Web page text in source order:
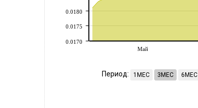
Май
0.0170
0.0175
0.0180
Период: 1МЕС 3МЕС 6МЕС